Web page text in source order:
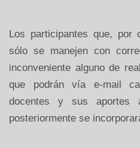
Los participantes que, por
sólo se manejen con
inconveniente alguno de
que podrán vía e-mail
docentes y sus aportes
posteriormente se